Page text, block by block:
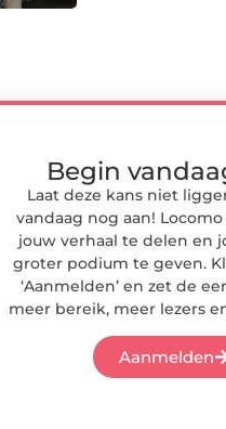
Begin
Laat deze kans niet
vandaag nog aan!
jouw verhaal te delen en
groter podium te geven.
‘Aanmelden’ en zet de
meer bereik, meer lezers
Aanmelden